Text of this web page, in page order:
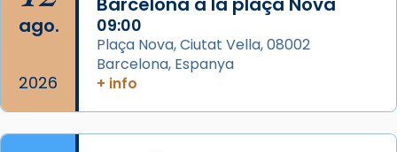
ago.
2026
09:00
Plaça Nova, Ciutat Vella, 08002
Barcelona, Espanya
+ info